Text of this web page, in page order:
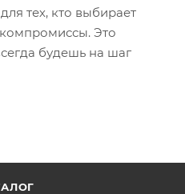
тех, кто выбирает
Это
будешь на шаг